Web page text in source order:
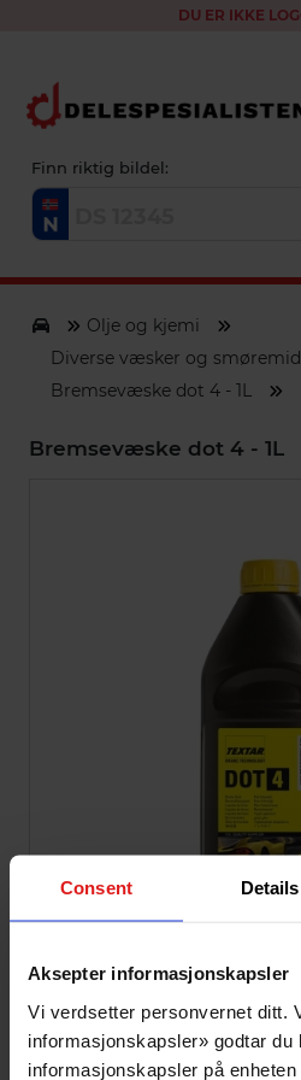
Consent Details
Aksepter informasjonskapsler
Vi verdsetter personvernet ditt.
informasjonskapsler» godtar du
informasjonskapsler på
DU ER IKKE
Finn riktig bildel:
Olje og kjemi
Diverse væsker og
Bremsevæske dot 4 - 1L
Bremsevæske dot 4 - 1L
Pris: 99,- 148,- Ink mva
Klar onsdag 12. august